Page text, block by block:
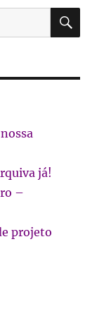
já!
–
projeto